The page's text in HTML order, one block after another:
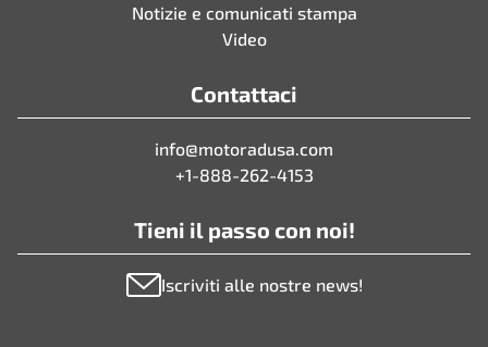
Notizie e comunicati stampa
Video
Contattaci
info@motoradusa.com
+1-888-262-4153
Tieni il passo con noi!
Iscriviti alle nostre news!